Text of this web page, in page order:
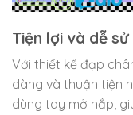
Tiện lợi và dễ sử
Với thiết kế đạp
dàng và thuận tiện
dùng tay mở nắp,